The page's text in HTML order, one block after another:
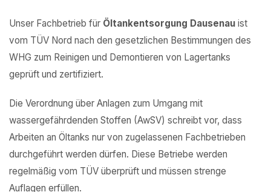
Unser Fachbetrieb für Öltankentsorgung Dausenau ist
vom TÜV Nord nach den gesetzlichen Bestimmungen des
WHG zum Reinigen und Demontieren von Lagertanks
geprüft und zertifiziert.
Die Verordnung über Anlagen zum Umgang mit
wassergefährdenden Stoffen (AwSV) schreibt vor, dass
Arbeiten an Öltanks nur von zugelassenen Fachbetrieben
durchgeführt werden dürfen. Diese Betriebe werden
regelmäßig vom TÜV überprüft und müssen strenge
Auflagen erfüllen.